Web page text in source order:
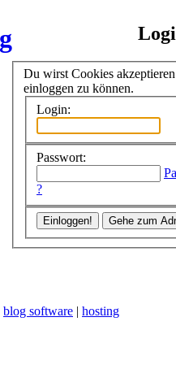
Du wirst Cookies
einloggen zu können.
Login:
Passwort:
?
blog software | hosting